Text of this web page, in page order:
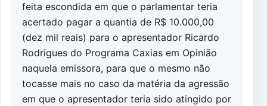
feita escondida em que o parlamentar teria
acertado pagar a quantia de R$ 10.000,00
(dez mil reais) para o apresentador Ricardo
Rodrigues do Programa Caxias em Opinião
naquela emissora, para que o mesmo não
tocasse mais no caso da matéria da agressão
em que o apresentador teria sido atingido por